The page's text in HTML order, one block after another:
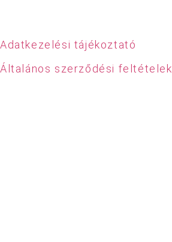
Adatkezelési tájékoztató
Általános szerződési feltételek